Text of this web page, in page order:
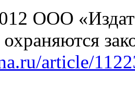
ООО
article/